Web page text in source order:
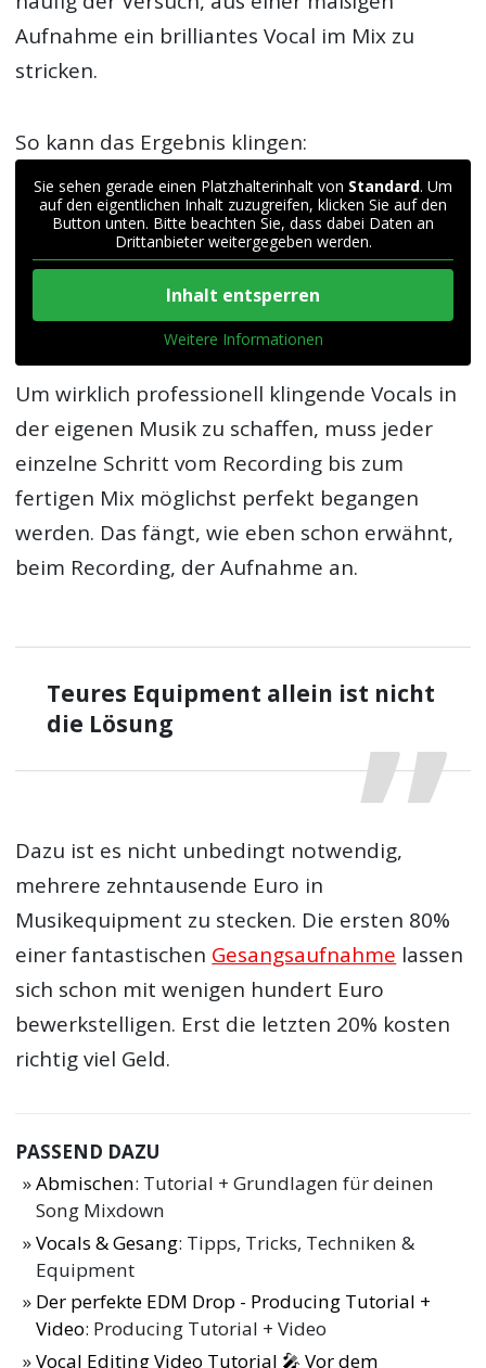
Aufnahme ein brilliantes Vocal im Mix zu
stricken.
So kann das Ergebnis klingen:
Sie sehen gerade einen Platzhalterinhalt von Standard. Um
auf den eigentlichen Inhalt zuzugreifen, klicken Sie auf den
Button unten. Bitte beachten Sie, dass dabei Daten an
Drittanbieter weitergegeben werden.
Inhalt entsperren
Weitere Informationen
Um wirklich professionell klingende Vocals in
der eigenen Musik zu schaffen, muss jeder
einzelne Schritt vom Recording bis zum
fertigen Mix möglichst perfekt begangen
werden. Das fängt, wie eben schon erwähnt,
beim Recording, der Aufnahme an.
Teures Equipment allein ist nicht
die Lösung
Dazu ist es nicht unbedingt notwendig,
mehrere zehntausende Euro in
Musikequipment zu stecken. Die ersten 80%
einer fantastischen Gesangsaufnahme lassen
sich schon mit wenigen hundert Euro
bewerkstelligen. Erst die letzten 20% kosten
richtig viel Geld.
PASSEND DAZU
Abmischen: Tutorial + Grundlagen für deinen
Song Mixdown
Vocals & Gesang: Tipps, Tricks, Techniken &
Equipment
Der perfekte EDM Drop - Producing Tutorial +
Video: Producing Tutorial + Video
Vocal Editing Video Tutorial 🎤 Vor dem